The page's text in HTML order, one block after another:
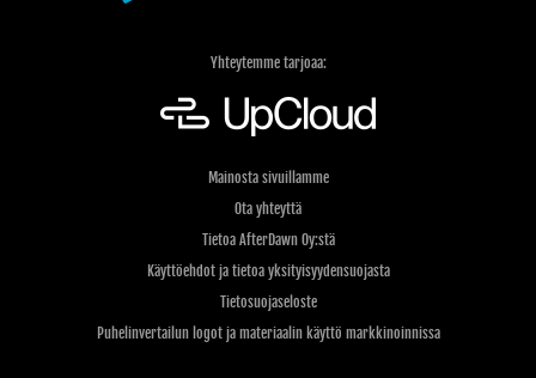
Yhteytemme tarjoaa:
Mainosta sivuillamme
Ota yhteyttä
Tietoa AfterDawn Oy:stä
Käyttöehdot ja tietoa yksityisyydensuojasta
Tietosuojaseloste
Puhelinvertailun logot ja materiaalin käyttö markkinoinnissa